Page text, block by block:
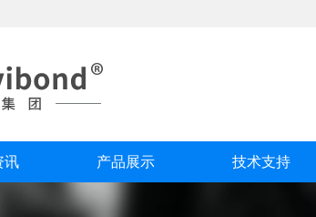
讯 产品展示 技术支持